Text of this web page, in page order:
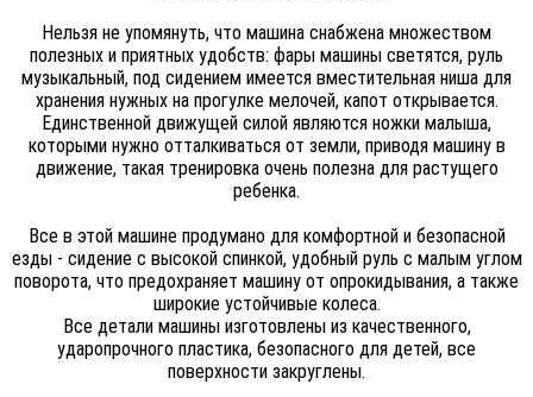
Нельзя не упомянуть, что машина снабжена множеством
полезных и приятных удобств: фары машины светятся, руль
музыкальный, под сидением имеется вместительная ниша для
хранения нужных на прогулке мелочей, капот открывается.
Единственной движущей силой являются ножки малыша,
которыми нужно отталкиваться от земли, приводя машину в
движение, такая тренировка очень полезна для растущего
ребенка.
Все в этой машине продумано для комфортной и безопасной
езды - сидение с высокой спинкой, удобный руль с малым углом
поворота, что предохраняет машину от опрокидывания, а также
широкие устойчивые колеса.
Все детали машины изготовлены из качественного,
ударопрочного пластика, безопасного для детей, все
поверхности закруглены.